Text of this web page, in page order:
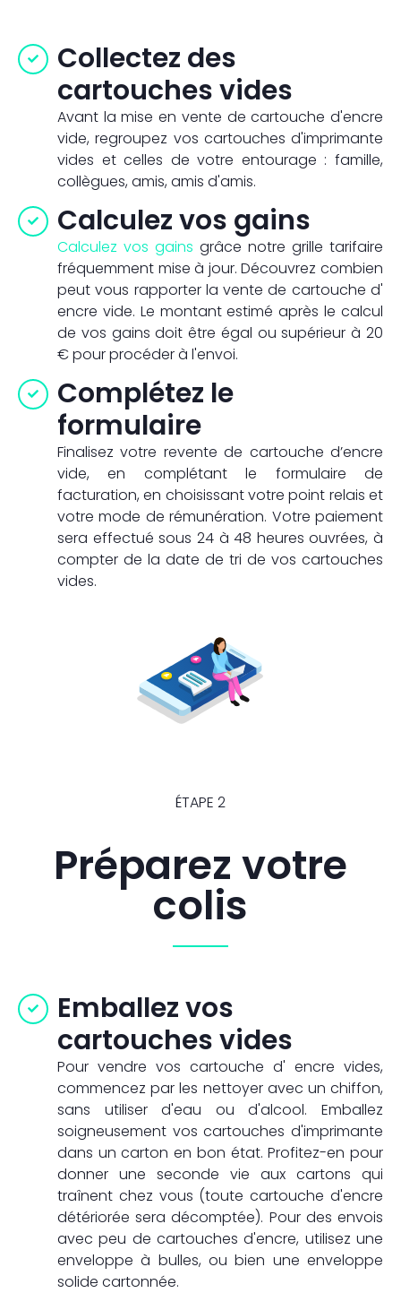
Collectez des
cartouches​ vides
Avant la mise en vente de cartouche d'encre
vide, regroupez vos cartouches d'imprimante
vides et celles de votre entourage : famille,
collègues, amis, amis d'amis.
Calculez vos gains
Calculez vos gains grâce notre grille tarifaire
fréquemment mise à jour. Découvrez combien
peut vous rapporter la vente de cartouche d'
encre vide. Le montant estimé après le calcul
de vos gains doit être égal ou supérieur à 20
€ pour procéder à l'envoi.
Complétez le
formulaire
Finalisez votre revente de cartouche d’encre
vide, en complétant le formulaire de
facturation, en choisissant votre point relais et
votre mode de rémunération. Votre paiement
sera effectué sous 24 à 48 heures ouvrées, à
compter de la date de tri de vos cartouches
vides.
ÉTAPE 2
Préparez votre
colis
Emballez vos
cartouches vides
Pour vendre vos cartouche d' encre vides,
commencez par les nettoyer avec un chiffon,
sans utiliser d'eau ou d'alcool. Emballez
soigneusement vos cartouches d'imprimante
dans un carton en bon état. Profitez-en pour
donner une seconde vie aux cartons qui
traînent chez vous (toute cartouche d'encre
détériorée sera décomptée). Pour des envois
avec peu de cartouches d'encre, utilisez une
enveloppe à bulles, ou bien une enveloppe
solide cartonnée.